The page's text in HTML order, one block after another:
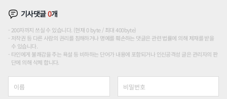
기사댓글0개
200자까지 쓰실 수 있습니다. (현재 0 byte / 최대 400byte)
저작권 등 다른 사람의 권리를 침해하거나 명예를 훼손하는 댓글은 관련 법률에 의해 제재를 받을
수 있습니다.
타인에게 불쾌감을 주는 욕설 등 비하하는 단어가 내용에 포함되거나 인신공격성 글은 관리자의 판
단에 의해 삭제 합니다.